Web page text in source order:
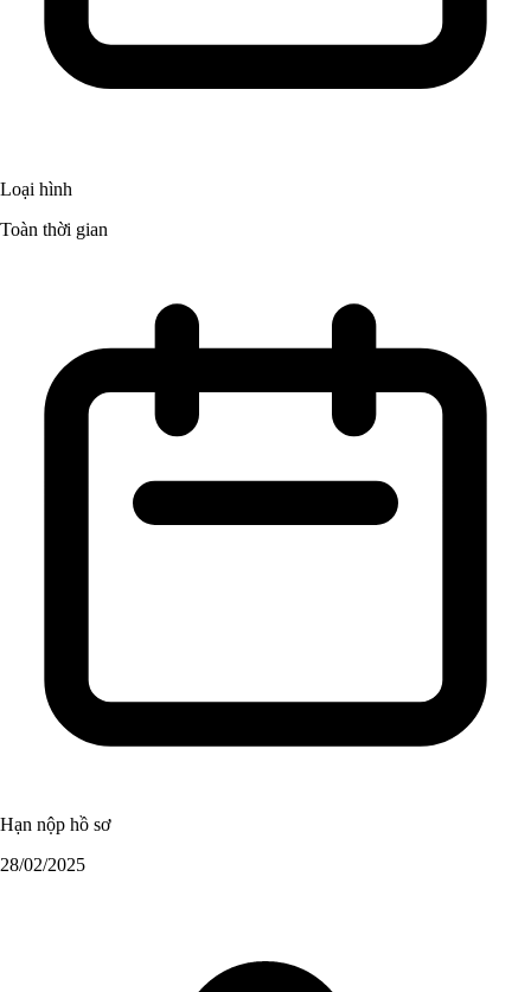
Loại hình
Toàn thời gian
Hạn nộp hồ sơ
28/02/2025